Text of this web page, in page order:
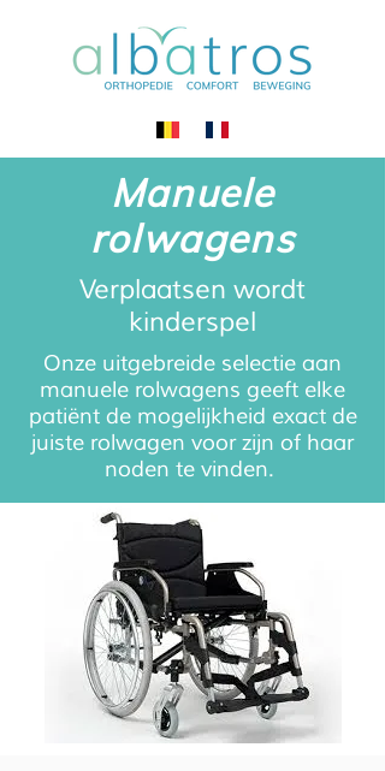
Manuele
rolwagens
Verplaatsen wordt
kinderspel
Onze uitgebreide selectie aan
manuele rolwagens geeft elke
patiënt de mogelijkheid exact de
juiste rolwagen voor zijn of haar
noden te vinden.